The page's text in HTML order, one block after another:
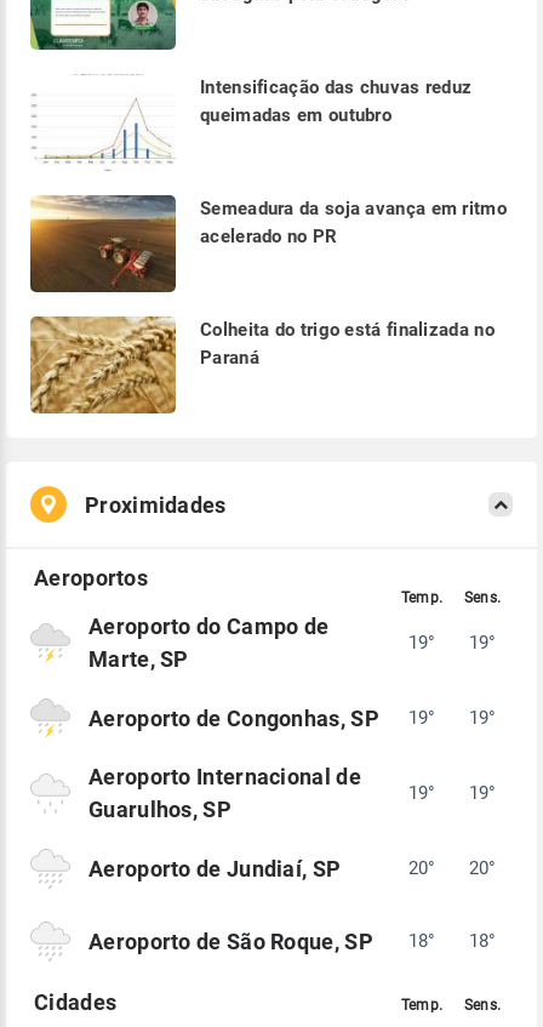
Intensificação das chuvas reduz
queimadas em outubro
Semeadura da soja avança em ritmo
acelerado no PR
Colheita do trigo está finalizada no
Paraná
Proximidades
Aeroporto do Campo de
Marte, SP
19° 19°
Aeroporto de Congonhas, SP 19° 19°
Aeroporto Internacional de
Guarulhos, SP
19° 19°
Aeroporto de Jundiaí, SP 20° 20°
Aeroporto de São Roque, SP 18° 18°